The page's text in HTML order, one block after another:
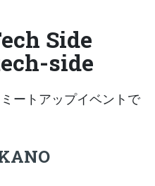
Side
side
ートアップイベントで